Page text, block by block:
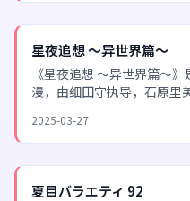
星夜追想 ～异世界篇～
《星夜追想 ～异世界篇～
漫，由细田守执导，石原里
2025-03-27
夏目バラエティ 92